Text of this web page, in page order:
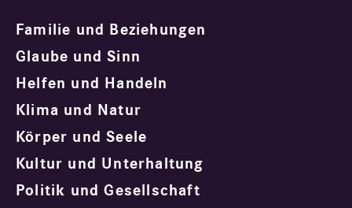
Familie und Beziehungen
Glaube und Sinn
Helfen und Handeln
Klima und Natur
Körper und Seele
Kultur und Unterhaltung
Politik und Gesellschaft